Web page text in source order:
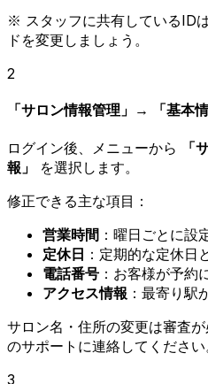
※ スタッフに共有しているID
ドを変更しましょう。
2
「サロン情報管理」→ 「基本
ログイン後、メニューから 「
報」
を選択します。
修正できる主な項目：
営業時間 ：曜日ごとに設
定休日 ：定期的な定休日
電話番号 ：お客様が予約
アクセス情報 ：最寄り駅
サロン名・住所の変更は審査
のサポートに連絡してください
3